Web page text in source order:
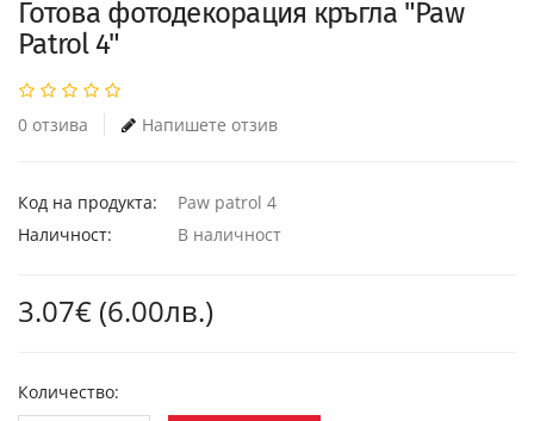
Готова фотодекорация кръгла "Paw
Patrol 4"
0 отзива Напишете отзив
Код на продукта:
Paw patrol 4
Наличност:
В наличност
3.07€ (6.00лв.)
Количество: